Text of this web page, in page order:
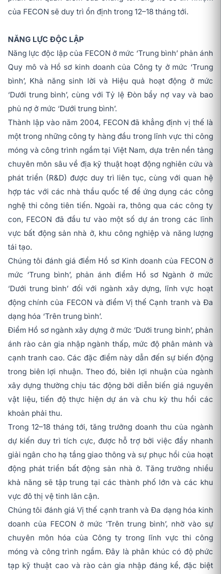
của FECON sẽ duy trì ổn định trong 12–18 tháng tới.
NĂNG LỰC ĐỘC LẬP
Năng lực độc lập của FECON ở mức ‘Trung bình’ phản ánh
Quy mô và Hồ sơ kinh doanh của Công ty ở mức ‘Trung
bình’, Khả năng sinh lời và Hiệu quả hoạt động ở mức
‘Dưới trung bình’, cùng với Tỷ lệ Đòn bẩy nợ vay và bao
phủ nợ ở mức ‘Dưới trung bình’.
Thành lập vào năm 2004, FECON đã khẳng định vị thế là
một trong những công ty hàng đầu trong lĩnh vực thi công
móng và công trình ngầm tại Việt Nam, dựa trên nền tảng
chuyên môn sâu về địa kỹ thuật hoạt động nghiên cứu và
phát triển (R&D) được duy trì liên tục, cùng với quan hệ
hợp tác với các nhà thầu quốc tế để ứng dụng các công
nghệ thi công tiên tiến. Ngoài ra, thông qua các công ty
con, FECON đã đầu tư vào một số dự án trong các lĩnh
vực bất động sản nhà ở, khu công nghiệp và năng lượng
tái tạo.
Chúng tôi đánh giá điểm Hồ sơ Kinh doanh của FECON ở
mức ‘Trung bình’, phản ánh điểm Hồ sơ Ngành ở mức
‘Dưới trung bình’ đối với ngành xây dựng, lĩnh vực hoạt
động chính của FECON và điểm Vị thế Cạnh tranh và Đa
dạng hóa ‘Trên trung bình’.
Điểm Hồ sơ ngành xây dựng ở mức ‘Dưới trung bình’, phản
ánh rào cản gia nhập ngành thấp, mức độ phân mảnh và
cạnh tranh cao. Các đặc điểm này dẫn đến sự biến động
trong biên lợi nhuận. Theo đó, biên lợi nhuận của ngành
xây dựng thường chịu tác động bởi diễn biến giá nguyên
vật liệu, tiến độ thực hiện dự án và chu kỳ thu hồi các
khoản phải thu.
Trong 12–18 tháng tới, tăng trưởng doanh thu của ngành
dự kiến duy trì tích cực, được hỗ trợ bởi việc đẩy nhanh
giải ngân cho hạ tầng giao thông và sự phục hồi của hoạt
động phát triển bất động sản nhà ở. Tăng trưởng nhiều
khả năng sẽ tập trung tại các thành phố lớn và các khu
vực đô thị vệ tinh lân cận.
Chúng tôi đánh giá Vị thế cạnh tranh và Đa dạng hóa kinh
doanh của FECON ở mức ‘Trên trung bình’, nhờ vào sự
chuyên môn hóa của Công ty trong lĩnh vực thi công
móng và công trình ngầm. Đây là phân khúc có độ phức
tạp kỹ thuật cao và rào cản gia nhập đáng kể, đặc biệt